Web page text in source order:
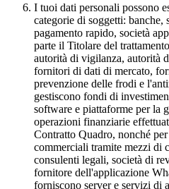
I tuoi dati personali possono
categorie di soggetti:
pagamento rapido, società
parte il Titolare del
autorità di vigilanza, autorità
fornitori di dati di mercato,
prevenzione delle frodi e
gestiscono fondi di
software e piattaforme per la
operazioni finanziarie
Contratto Quadro, nonché
commerciali tramite mezzi di
consulenti legali, società di
fornitore dell'applicazione
forniscono server e servizi di